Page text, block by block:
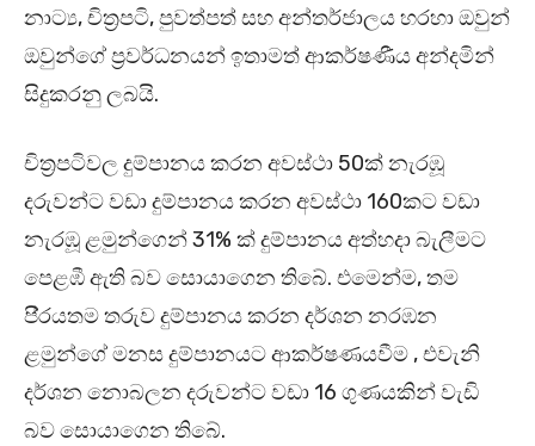
නාට්‍ය, චිත‍්‍රපටි, පුවත්පත් සහ අන්තර්ජාලය හරහා ඔවුන්
ඔවුන්ගේ ප‍්‍රවර්ධනයන් ඉතාමත් ආකර්ෂණීය අන්දමින්
සිදුකරනු ලබයි.
චිත‍්‍රපටිවල දුම්පානය කරන අවස්ථා 50ක් නැරඹූ
දරුවන්ට වඩා දුම්පානය කරන අවස්ථා 160කට වඩා
නැරඹූ ළමුන්ගෙන් 31% ක් දුම්පානය අත්හදා බැලීමට
පෙළඹී ඇති බව සොයාගෙන තිබේ. එමෙන්ම, තම
පි‍්‍රයතම තරුව දුම්පානය කරන දර්ශන නරඹන
ළමුන්ගේ මනස දුම්පානයට ආකර්ෂණයවීම , එවැනි
දර්ශන නොබලන දරුවන්ට වඩා 16 ගුණයකින් වැඩි
බව සොයාගෙන තිබේ.